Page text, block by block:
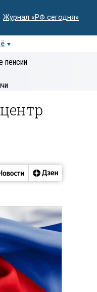
Журнал «РФ сегодня»
Деловая
пенсии